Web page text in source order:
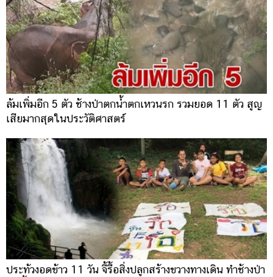
ล้มเพิ่มอีก 5 ตัว ช้างป่าตกน้ำตกเหวนรก รวมยอด 11 ตัว สูญ
เสียมากสุดในประวัติศาสตร์
ประท้วงอดข้าว 11 วัน จี้รื้อสิ่งปลูกสร้างขวางทางเดิน ทำช้างป่า